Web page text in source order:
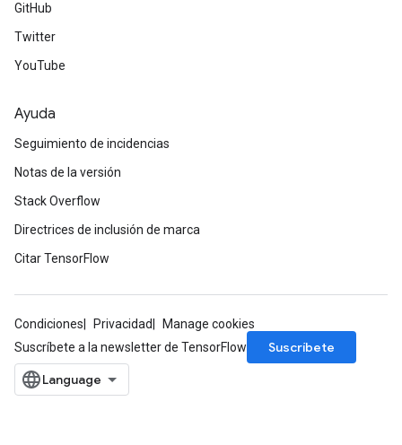
GitHub
Twitter
YouTube
Ayuda
Seguimiento de incidencias
Notas de la versión
Stack Overflow
Directrices de inclusión de marca
Citar TensorFlow
Condiciones Privacidad
Manage cookies
Suscríbete a la newsletter de TensorFlow
Suscríbete